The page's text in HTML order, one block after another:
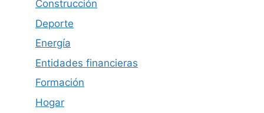
Construcción
Deporte
Energía
Entidades financieras
Formación
Hogar